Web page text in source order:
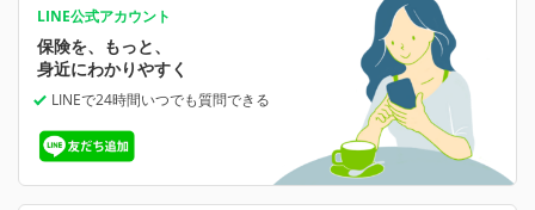
あなたの人生と保険選びのためのWebメディア
選ばれる理由・評判
ライフネット生命の特長
ライフネット生命が選ばれる理由がわかる！
がんに備える
女性保険
女性特有の病気に備える
就業不能保険
就業不能状態に備える
ご契約内容の確認
お客さま情報の確認・変更
保険料の支払い方法の変更
受取人・指定代理請求人の変更
中断したお申し込みの再開
お申し込み後の状況確認
減額・解約・追加契約の申し込み など
業績・財務情報
保険金等の支払状況
採用情報
保険相談サービス
よくあるご質問
資料請求
LINE公式アカウント
保険を、もっと、
身近にわかりやすく
LINEで24時間いつでも質問できる